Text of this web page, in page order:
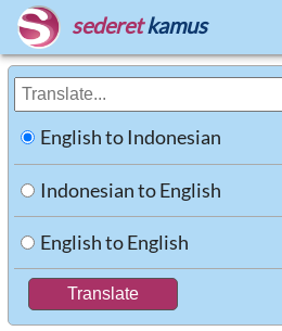
sederet kamus
English to Indonesian
Indonesian to English
English to English